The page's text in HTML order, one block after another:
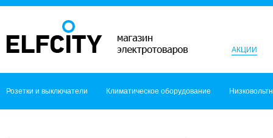
АКЦИИ
Розетки и выключатели Климатическое оборудование